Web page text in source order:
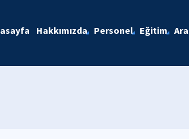
Hakkımızda Personel Eğitim